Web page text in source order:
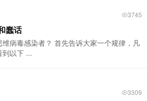
3745
蠢话
病毒感染者？ 首先告诉大家一个规律，凡
到以下 ...
3309